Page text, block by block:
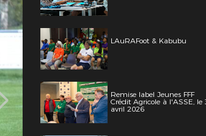
LAuRAFoot & Kabubu
Remise label Jeunes FFF
Crédit Agricole à l'ASSE, le
avril 2026